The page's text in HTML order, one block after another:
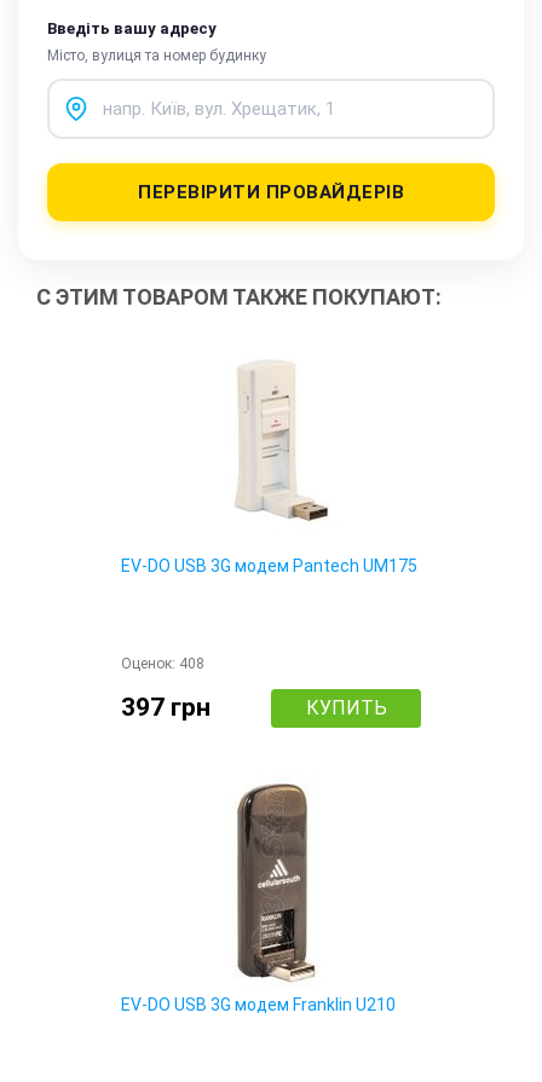
Введіть вашу адресу
Місто, вулиця та номер будинку
ПЕРЕВІРИТИ ПРОВАЙДЕРІВ
С ЭТИМ ТОВАРОМ ТАКЖЕ ПОКУПАЮТ:
EV-DO USB 3G модем Pantech UM175
Оценок: 408
397 грн КУПИТЬ
EV-DO USB 3G модем Franklin U210